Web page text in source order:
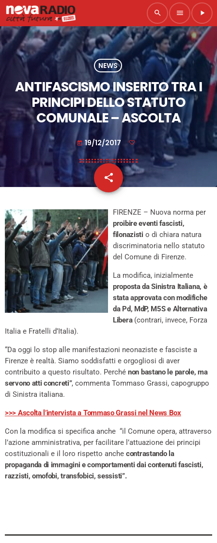
search menu play_arrow
NEWS
ANTIFASCISMO INSERITO TRA I
PRINCIPI DELLO STATUTO
COMUNALE – ASCOLTA
today 19/12/2017
share
email
FIRENZE – Nuova norma per
proibire eventi fascisti,
filonazisti o di chiara natura
discriminatoria nello statuto
del Comune di Firenze.
La modifica, inizialmente
proposta da Sinistra Italiana, è
stata approvata con modifiche
da Pd, MdP, M5S e Alternativa
Libera(contrari, invece, Forza
Italia e Fratelli d’Italia).
“Da oggi lo stop alle manifestazioni neonaziste e fasciste a
Firenze è realtà. Siamo soddisfatti e orgogliosi di aver
contribuito a questo risultato. Perché non bastano le parole, ma
servono atti concreti”, commenta Tommaso Grassi, capogruppo
di Sinistra italiana.
>>> Ascolta l’intervista a Tommaso Grassi nel News Box
Con la modifica si specifica anche “il Comune opera, attraverso
l’azione amministrativa, per facilitare l’attuazione dei principi
costituzionali e il loro rispetto anche contrastando la
propaganda di immagini e comportamenti dai contenuti fascisti,
razzisti, omofobi, transfobici, sessisti”.